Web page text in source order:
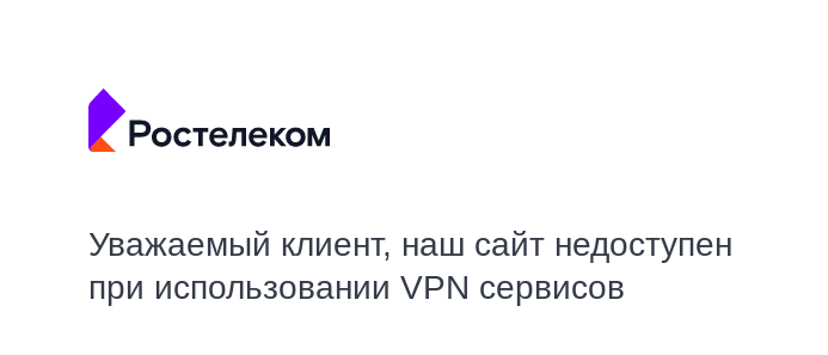
Уважаемый клиент, наш сайт недоступен
при использовании VPN сервисов